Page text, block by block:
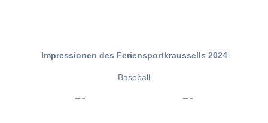
Impressionen des Feriensportkraussells 2024
Baseball